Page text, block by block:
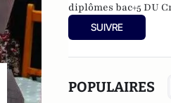
diplômes bac+5 DU
innovation et DU
développement de
propriétaires qui
d'Oise.
SUIVRE
POPULAIRES